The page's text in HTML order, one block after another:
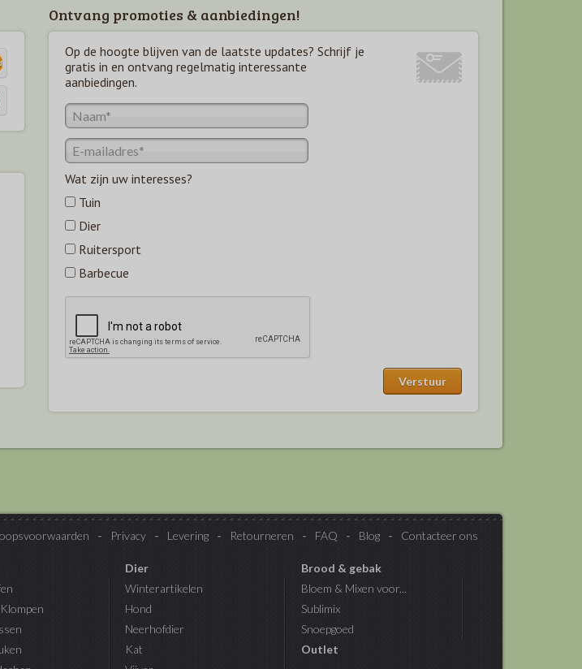
Ontvang promoties & aanbiedingen!
Op de hoogte blijven van de laatste updates? Schrijf je
gratis in en ontvang regelmatig interessante
aanbiedingen.
Wat zijn uw interesses?
Tuin
Dier
Ruitersport
Barbecue
Privacy Levering Retourneren FAQ Blog Contacteer ons
Dier
Winterartikelen
Hond
Neerhofdier
Kat
Brood & gebak
Bloem & Mixen voor...
Sublimix
Snoepgoed
Outlet